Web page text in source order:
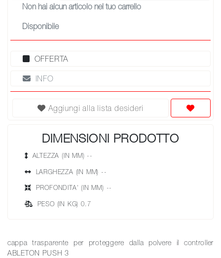
Non hai alcun articolo nel tuo carrello
Disponibile
OFFERTA
INFO
Aggiungi alla lista desideri
DIMENSIONI PRODOTTO
ALTEZZA (IN MM) --
LARGHEZZA (IN MM) --
PROFONDITA' (IN MM) --
PESO (IN KG) 0.7
cappa trasparente per proteggere dalla polvere il controller
ABLETON PUSH 3